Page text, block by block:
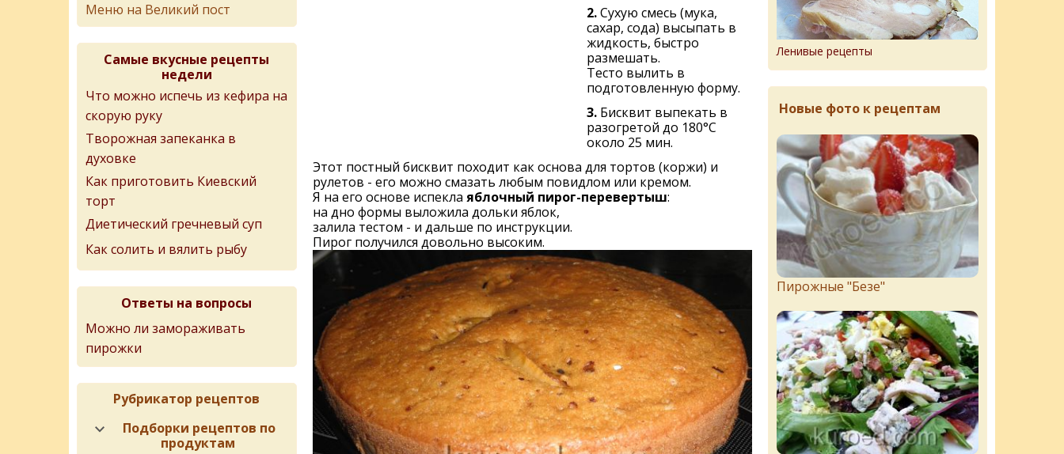
2.Сухую смесь (мука,
сахар, сода) высыпать в
жидкость, быстро
размешать.
Тесто вылить в
подготовленную форму.
3. Бисквит выпекать в
разогретой до 180°С
около 25 мин.
Этот постный бисквит походит как основа для тортов (коржи) и
рулетов - его можно смазать любым повидлом или кремом.
Я на его основе испекла яблочный пирог-перевертыш:
на дно формы выложила дольки яблок,
залила тестом - и дальше по инструкции.
Пирог получился довольно высоким.
Меню на Великий пост
Самые вкусные рецепты
недели
Что можно испечь из кефира на
скорую руку
Творожная запеканка в
духовке
Как приготовить Киевский
торт
Диетический гречневый суп
Как солить и вялить рыбу
Ответы на вопросы
Можно ли замораживать
пирожки
Рубрикатор рецептов
Подборки рецептов по
продуктам
Ленивые рецепты
Новые фото к рецептам
Пирожныe "Бeзe"